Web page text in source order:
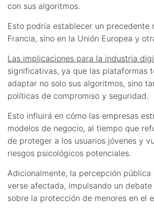
con sus algoritmos.
Esto podría establecer un precedente
Francia, sino en la Unión Europea y
Las implicaciones para la industria
significativas, ya que las plataformas
adaptar no solo sus algoritmos, sino
políticas de compromiso y seguridad.
Esto influirá en cómo las empresas
modelos de negocio, al tiempo que
de proteger a los usuarios jóvenes y
riesgos psicológicos potenciales.
Adicionalmente, la percepción pública
verse afectada, impulsando un
sobre la protección de menores en el